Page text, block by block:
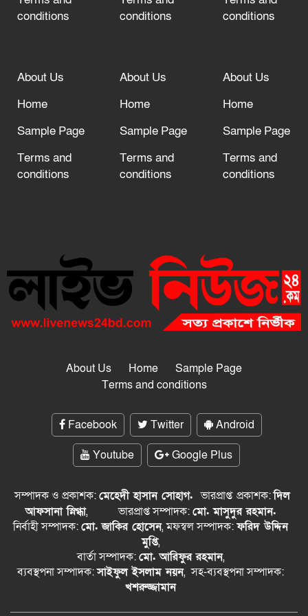
conditions
conditions
conditions
About Us
Home
Sample Page
Terms and
conditions
About Us
Home
Sample Page
Terms and
conditions
About Us
Home
Sample Page
Terms and
conditions
About Us Home
Sample Page
Terms and conditions
Facebook Twitter
Android
Youtube
Google Plus
সম্পাদক ও প্রকাশক:মেহেদী হাসান সোহাগ.ভারপ্রাপ্ত প্রকাশক:দিল
আফসানা স্নিগ্ধা, ভারপ্রাপ্ত সম্পাদক:মো. মাসুদুর রহমান.
নির্বাহী সম্পাদক:মো. জাকির হোসেন, মফস্বল সম্পাদক:ফরিদ উদ্দিন
মুপ্তি,
বার্তা সম্পাদক:মো. আরিফুর রহমান,
ব্যবস্থপনা সম্পাদক:সাইফুল ইসলাম নয়ন, সহ-ব্যবস্থপনা সম্পাদক:
খশরুজ্জামান